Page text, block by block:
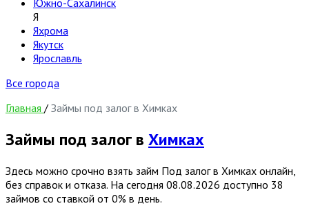
Южно-Сахалинск
Я
Яхрома
Якутск
Ярославль
Все города
Главная / Займы под залог в Химках
Займы под залог в Химках
Здесь можно срочно взять займ Под залог в Химках онлайн,
без справок и отказа. На сегодня 08.08.2026 доступно 38
займов со ставкой от 0% в день.